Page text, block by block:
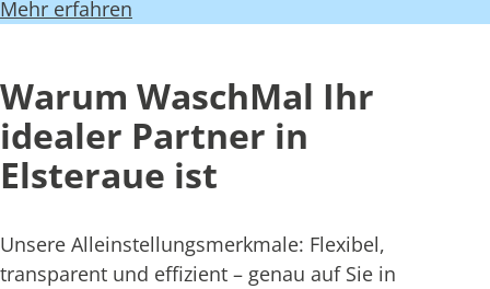
Mehr erfahren
Warum WaschMal Ihr
idealer Partner in
Elsteraue ist
Unsere Alleinstellungsmerkmale: Flexibel,
transparent und effizient – genau auf Sie in